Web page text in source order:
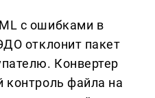
с ошибками в
отклонит пакет
Конвертер
контроль файла на